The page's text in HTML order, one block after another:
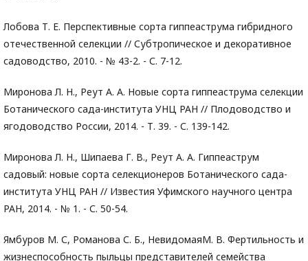
Лобова Т. Е. Перспективные сорта гиппеаструма гибридного
отечественной селекции // Субтропическое и декоративное
садоводство, 2010. - № 43-2. - С. 7-12.
Миронова Л. Н., Реут А. А. Новые сорта гиппеаструма селекции
Ботанического сада-института УНЦ РАН // Плодоводство и
ягодоводство России, 2014. - Т. 39. - С. 139-142.
Миронова Л. Н., Шипаева Г. В., Реут А. А. Гиппеаструм
садовый: новые сорта селекционеров Ботанического сада-
института УНЦ РАН // Известия Уфимского научного центра
РАН, 2014. - № 1. - С. 50-54.
Ямбуров М. С, Романова С. Б., НевидомаяМ. В. Фертильность и
жизнеспособность пыльцы представителей семейства